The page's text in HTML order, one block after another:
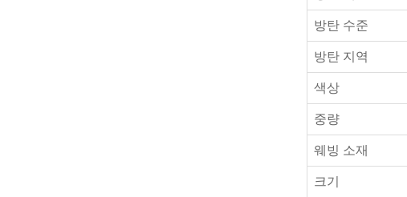
방탄 수준
방탄 지역
색상
중량
웨빙 소재
크기